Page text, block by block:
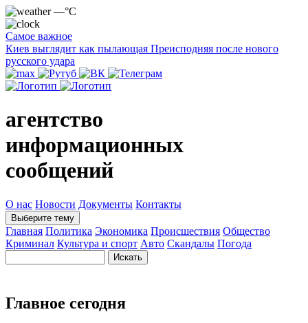
—°C
Самое важное
Киев выглядит как пылающая Преисподняя после нового
русского удара
агентство
информационных
сообщений
О нас Новости Документы Контакты
Выберите тему
Главная Политика Экономика Происшествия Общество
Криминал Культура и спорт Авто Скандалы Погода
Главное сегодня